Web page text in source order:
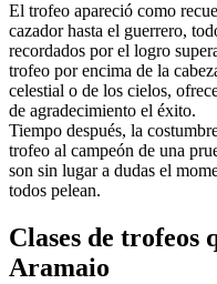
El trofeo apareció como
cazador hasta el guerrero,
recordados por el logro
trofeo por encima de la
celestial o de los cielos,
de agradecimiento el éxito.
Tiempo después, la
trofeo al campeón de una
son sin lugar a dudas el
todos pelean.
Clases de trofeos
Aramaio